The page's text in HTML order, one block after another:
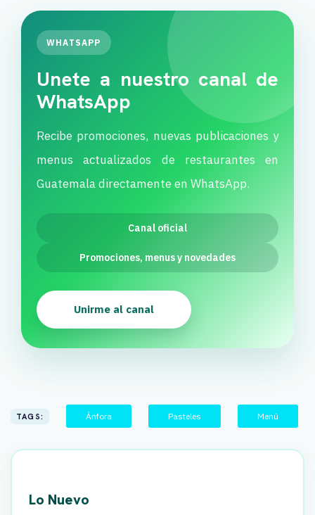
WHATSAPP
Unete a nuestro canal de
WhatsApp
Recibe promociones, nuevas publicaciones y
menus actualizados de restaurantes en
Guatemala directamente en WhatsApp.
Canal oficial
Promociones, menus y novedades
Unirme al canal
TAGS: Ánfora Pasteles Menú
Lo Nuevo